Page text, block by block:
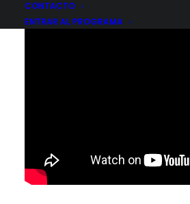
CONTACTO
ENTRAR AL PROGRAMA